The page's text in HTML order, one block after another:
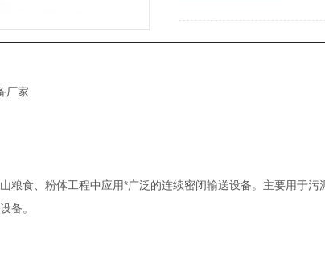
厂家
食、粉体工程中应用*广泛的连续密闭输送设备。主要用于
备。